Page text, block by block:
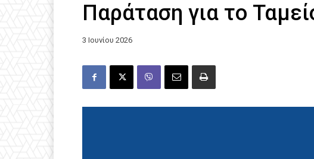
Παράταση για το
3 Ιουνίου 2026